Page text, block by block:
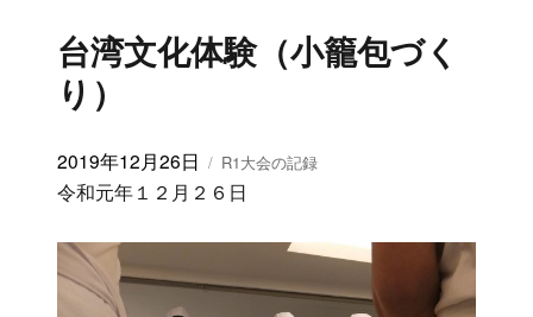
台湾文化体験（小籠包づく
り）
投
稿
日:
2019年12月26日
カ
テ
ゴ
R1大会の記録
令和元年１２月２６日